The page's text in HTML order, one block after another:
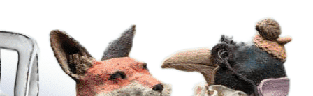
Exporter toutes les colonnes
Exporter uniquement les colonnes affichées
Menu